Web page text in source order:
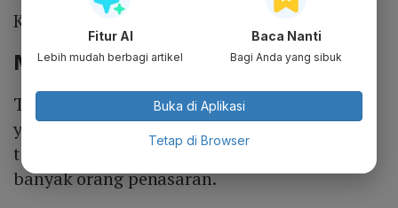
Kelingan awakmu...
Makna Lagu Adoh Denny Caknan
Tak hanya lirik lagu Adoh Denny Caknan
yang banyak dicari di internet, makna yang
terkandung di dalamnya juga membuat
banyak orang penasaran.
Fitur AI
Lebih mudah berbagi artikel
Baca Nanti
Bagi Anda yang sibuk
Buka di Aplikasi
Tetap di Browser